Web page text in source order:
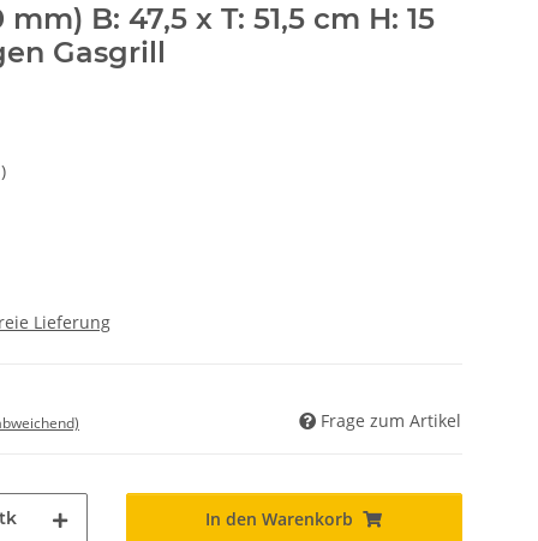
B: 47,5 x T: 51,5 cm H: 15
Gasgrill
Lieferung
Frage zum Artikel
In den Warenkorb